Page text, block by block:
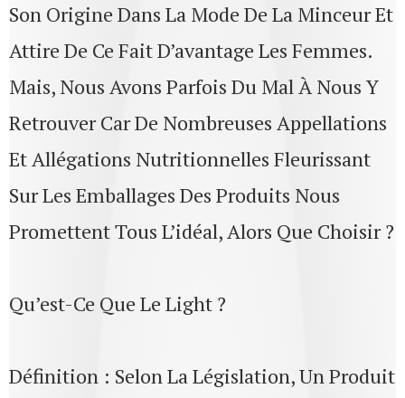
Son Origine Dans La Mode De La Minceur Et
Attire De Ce Fait D’avantage Les Femmes.
Mais, Nous Avons Parfois Du Mal À Nous Y
Retrouver Car De Nombreuses Appellations
Et Allégations Nutritionnelles Fleurissant
Sur Les Emballages Des Produits Nous
Promettent Tous L’idéal, Alors Que Choisir ?
Qu’est-Ce Que Le Light ?
Définition : Selon La Législation, Un Produit